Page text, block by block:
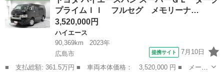
ィオ パノ...
プライムＩＩ フルセグ メモリーナ…
3,520,000円
ハイエース
90,369km
2023年
広島市
提携サイト 7月10日
■ 支払総額: 361.5万円 ■ 車両本体価格： 3,520,000 円 ■ メーカ